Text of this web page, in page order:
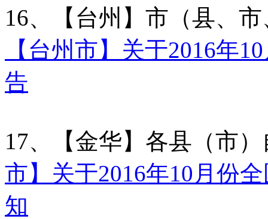
16、【台州】市（县、
【台州市】关于2016年
告
17、【金华】各县（市
市】关于2016年10月份
知